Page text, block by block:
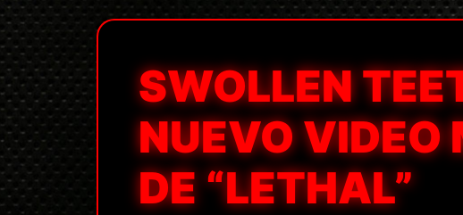
SWOLLEN
NUEVO VIDEO
DE “LETHAL”